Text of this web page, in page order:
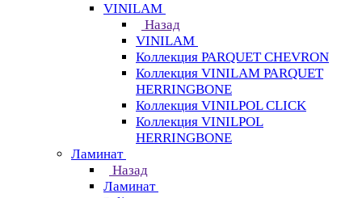
VINILAM
Назад
VINILAM
Коллекция PARQUET CHEVRON
Коллекция VINILAM PARQUET
HERRINGBONE
Коллекция VINILPOL CLICK
Коллекция VINILPOL
HERRINGBONE
Ламинат
Назад
Ламинат